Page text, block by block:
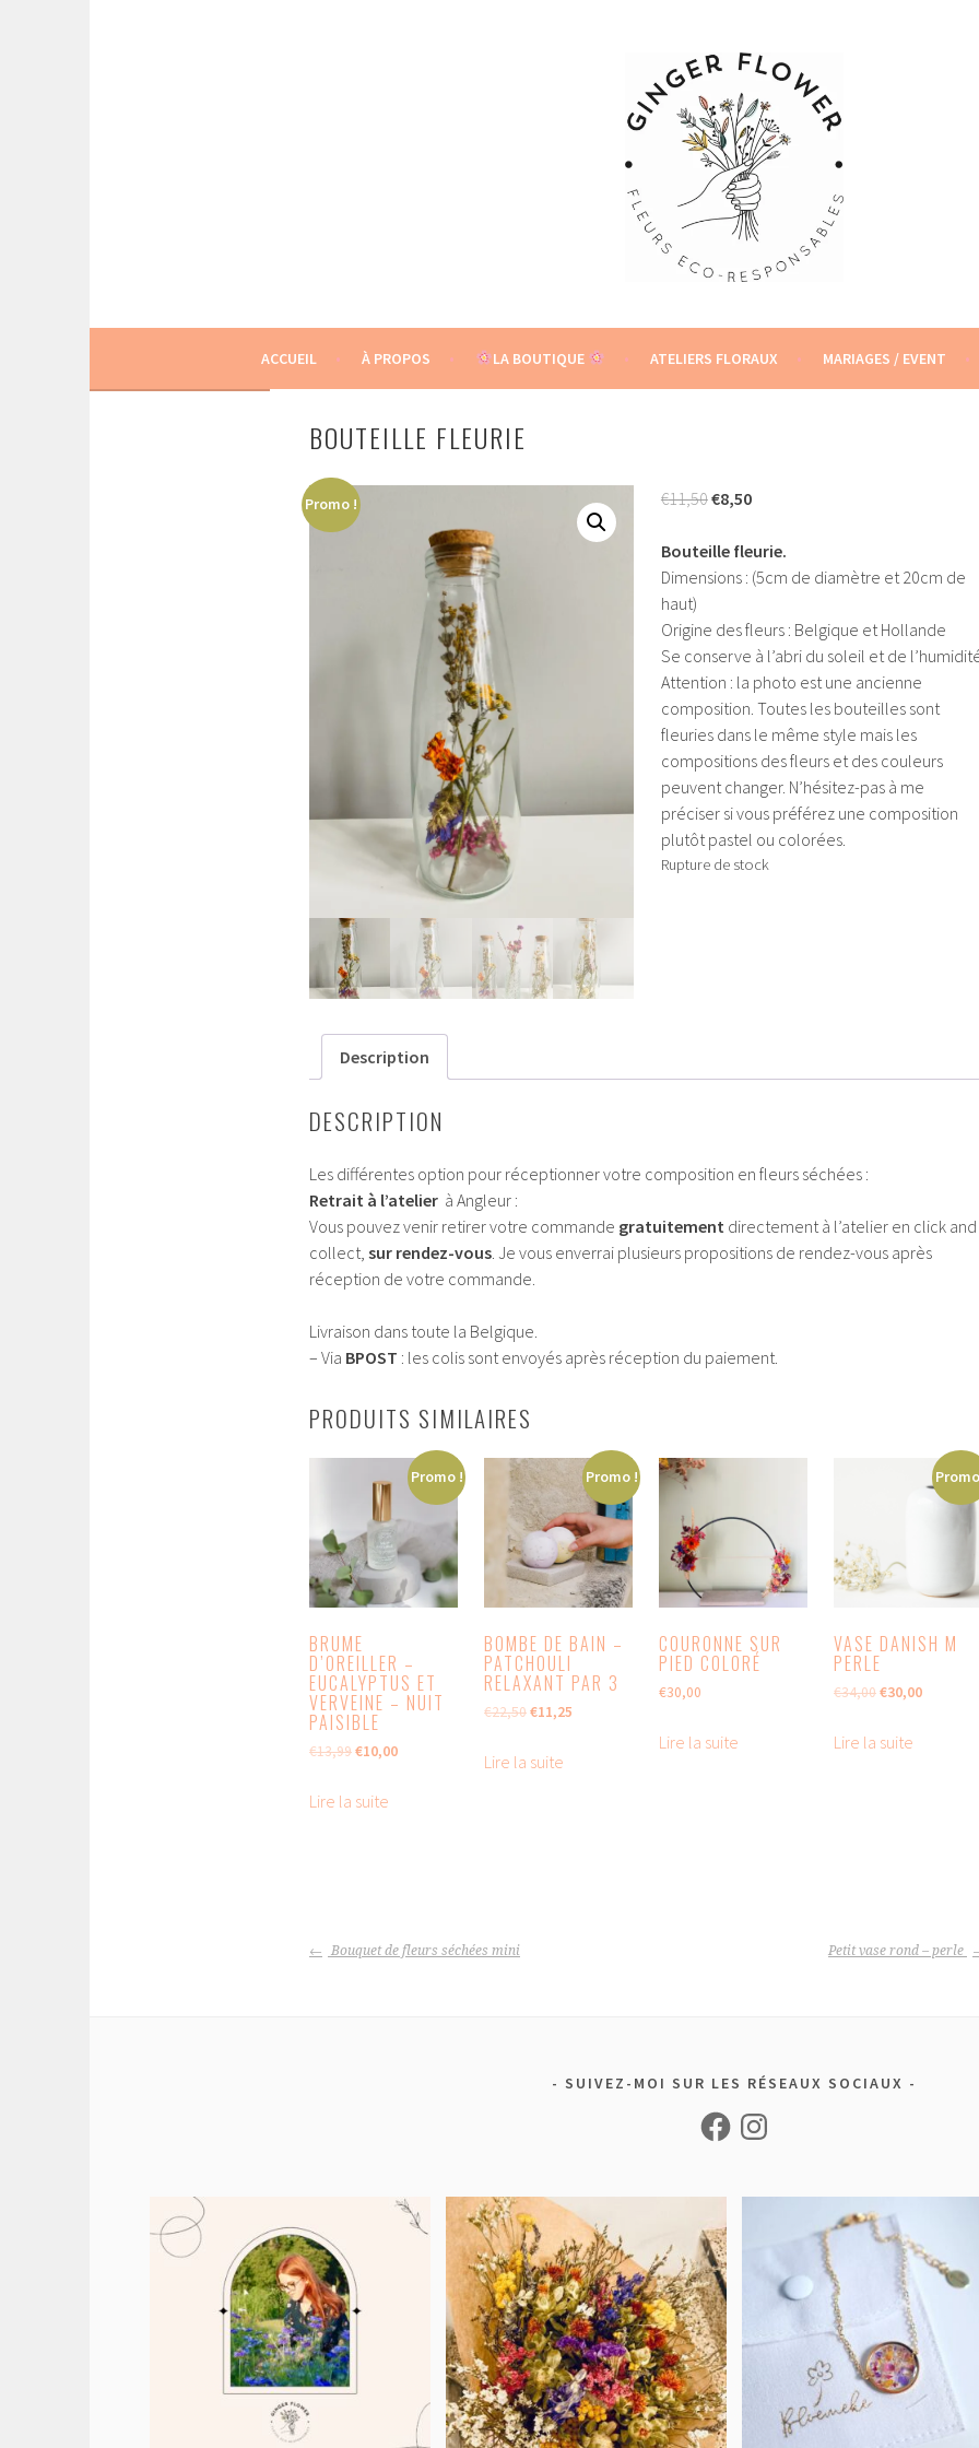
GINGER FLOWER
ACCUEIL À PROPOS LA BOUTIQUE ATELIERS FLORAUX MARIAGES / EVENT
BOUTEILLE FLEURIE
Promo ! €11,50Le
initial
était :
€8,50Le
actuel
est :
Bouteille fleurie.
Dimensions : (5cm de diamètre et 20cm de
haut)
Origine des fleurs : Belgique et Hollande
Se conserve à l’abri du soleil et de
Attention : la photo est une ancienne
composition. Toutes les bouteilles sont
fleuries dans le même style mais les
compositions des fleurs et des couleurs
peuvent changer. N’hésitez-pas à me
préciser si vous préférez une composition
plutôt pastel ou colorées.
Rupture de stock
Description
DESCRIPTION
Les différentes option pour réceptionner votre composition en fleurs séchées :
Retrait à l’atelier à Angleur :
Vous pouvez venir retirer votre commande gratuitement directement à l’atelier en click and
collect, sur rendez-vous. Je vous enverrai plusieurs propositions de rendez-vous après
réception de votre commande.
Livraison dans toute la Belgique.
– Via BPOST : les colis sont envoyés après réception du paiement.
PRODUITS SIMILAIRES
Promo !
BRUME
D’OREILLER –
EUCALYPTUS ET
VERVEINE – NUIT
PAISIBLE
€13,99Le
initial
€10,00Le
Lire la suite
Promo !
BOMBE DE BAIN –
PATCHOULI
RELAXANT PAR 3
€22,50Le
initial
€11,25
Lire la suite
COURONNE SUR
PIED COLORÉ
€30,00
Lire la suite
VASE DANISH M
PERLE
€34,00Le
initial
€30,00Le
Lire la suite
NAVIGATION
Bouquet de fleurs séchées mini Petit vase rond – perle
SUIVEZ-MOI SUR LES RÉSEAUX SOCIAUX
FacebookInstagram